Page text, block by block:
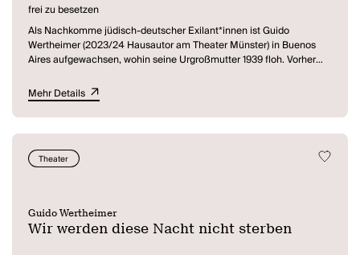
frei zu besetzen
Als Nachkomme jüdisch-deutscher Exilant*innen ist Guido
Wertheimer (2023/24 Hausautor am Theater Münster) in Buenos
Aires aufgewachsen, wohin seine Urgroßmutter 1939 floh. Vorher
Schuhgeschäft besaß, das von den Nazis enteignet wurde und bis
heute besteht. Über seine Familie, das Viereck Münster-
Recklinghausen-Berlin-Buenos Aires und den neuen und alten
Faschismus hat Guido Wertheimer ein Stück geschrieben. In
diesem stellt er sich dem langen Schatten seiner deutsch-
argentinischen Familiengeschichte und sucht nach der Verbindung
Mehr Details
Theater
Guido Wertheimer
Wir werden diese Nacht nicht sterben